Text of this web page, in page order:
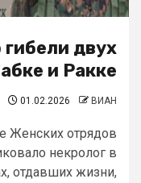
двух
и Ракке
01.02.2026 ВИАН
Женских отрядов
некролог в
отдавших жизни,